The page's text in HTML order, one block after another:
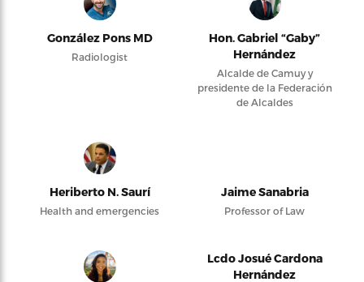
González Pons MD
Radiologist
Hon. Gabriel “Gaby”
Hernández
Alcalde de Camuy y
presidente de la Federación
de Alcaldes
Heriberto N. Saurí
Health and emergencies
Jaime Sanabria
Professor of Law
Lcdo Josué Cardona
Hernández